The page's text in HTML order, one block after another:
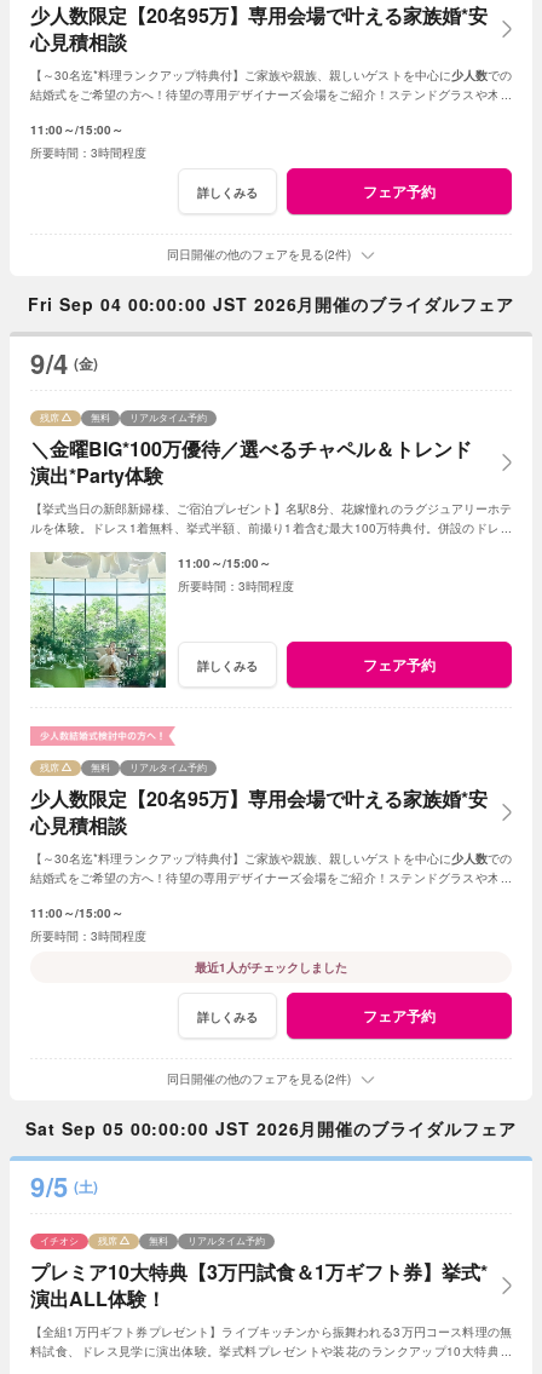
少人数限定【20名95万】専用会場で叶える家族婚*安
心見積相談
【～30名迄*料理ランクアップ特典付】ご家族や親族、親しいゲストを中心に少人数での
結婚式をご希望の方へ！待望の専用デザイナーズ会場をご紹介！ステンドグラスや木目
11:00～ 15:00～
3時間程度
詳しくみる フェア予約
同日開催の他のフェアを見る(2件)
Fri Sep 04 00:00:00 JST 2026月開催のブライダルフェア
9/4 (金)
＼金曜BIG*100万優待／選べるチャペル＆トレンド
演出*Party体験
残席 無料 リアルタイム予約
【挙式当日の新郎新婦様、ご宿泊プレゼント】名駅8分、花嫁憧れのラグジュアリーホテ
ルを体験。ドレス1着無料、挙式半額、前撮り1着含む最大100万特典付。併設のドレス
11:00～ 15:00～
3時間程度
詳しくみる フェア予約
少人数限定【20名95万】専用会場で叶える家族婚*安
心見積相談
残席 無料 リアルタイム予約
【～30名迄*料理ランクアップ特典付】ご家族や親族、親しいゲストを中心に少人数での
結婚式をご希望の方へ！待望の専用デザイナーズ会場をご紹介！ステンドグラスや木目
11:00～ 15:00～
3時間程度
最近1人がチェックしました
詳しくみる フェア予約
同日開催の他のフェアを見る(2件)
Sat Sep 05 00:00:00 JST 2026月開催のブライダルフェア
9/5 (土)
プレミア10大特典【3万円試食＆1万ギフト券】挙式*
演出ALL体験！
イチオシ 残席 無料 リアルタイム予約
【全組1万円ギフト券プレゼント】ライブキッチンから振舞われる3万円コース料理の無
料試食、ドレス見学に演出体験。挙式料プレゼントや装花のランクアップ10大特典付